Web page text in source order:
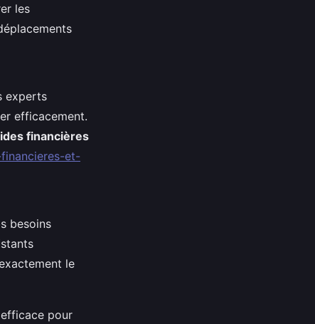
les
experts
efficacement.
financières
et-
besoins
le
pour